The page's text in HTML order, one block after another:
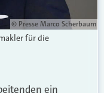
© Presse Marco Scherbaum
für die
ein